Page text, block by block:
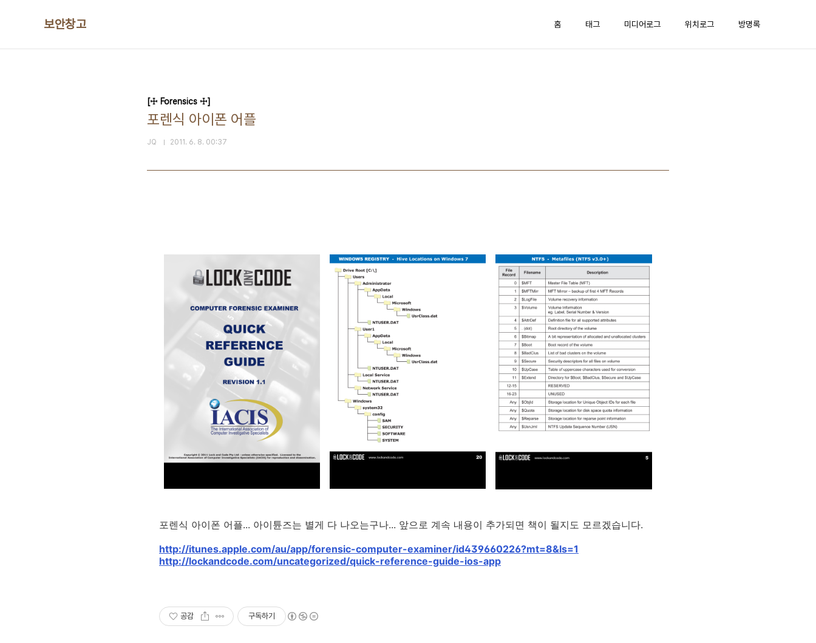
보안창고 홈 태그 미디어로그 위치로그 방명록
[☩ Forensics ☩]
포렌식 아이폰 어플
JQ 2011. 6. 8. 00:37
포렌식 아이폰 어플... 아이튠즈는 별게 다 나오는구나... 앞으로 계속 내용이 추가되면 책이 될지도 모르겠습니다.
http://itunes.apple.com/au/app/forensic-computer-examiner/id439660226?mt=8&ls=1
http://lockandcode.com/uncategorized/quick-reference-guide-ios-app
공감 구독하기